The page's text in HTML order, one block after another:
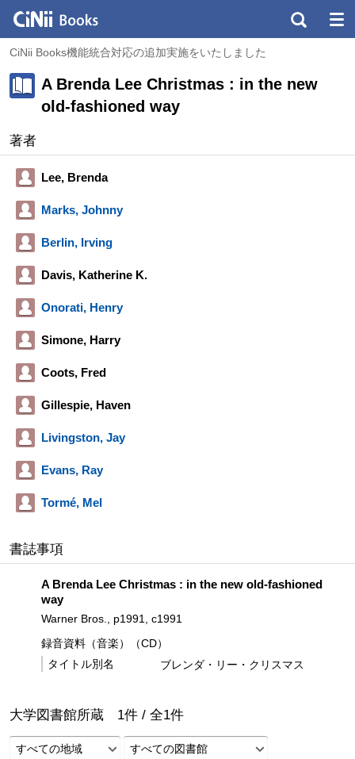
CiNii Books機能統合対応の追加実施をいたしました
A Brenda Lee Christmas : in the new
old-fashioned way
著者
Lee, Brenda
Marks, Johnny
Berlin, Irving
Davis, Katherine K.
Onorati, Henry
Simone, Harry
Coots, Fred
Gillespie, Haven
Livingston, Jay
Evans, Ray
Tormé, Mel
書誌事項
A Brenda Lee Christmas : in the new old-fashioned
way
Warner Bros., p1991, c1991
録音資料（音楽）（CD）
タイトル別名
ブレンダ・リー・クリスマス
大学図書館所蔵 1件 / 全1件
すべての地域
すべての図書館